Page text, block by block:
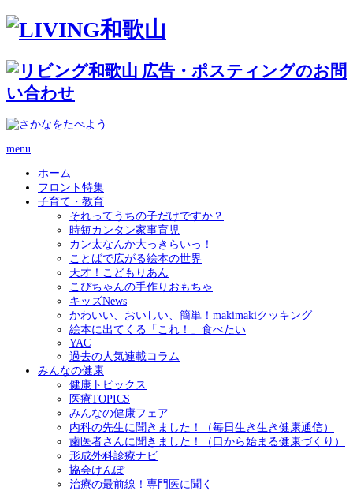
menu
ホーム
フロント特集
子育て・教育
それってうちの子だけですか？
時短カンタン家事育児
カン太なんか大っきらいっ！
ことばで広がる絵本の世界
天才！こどもりあん
こぴちゃんの手作りおもちゃ
キッズNews
かわいい、おいしい、簡単！makimakiクッキング
絵本に出てくる「これ！」食べたい
YAC
過去の人気連載コラム
みんなの健康
健康トピックス
医療TOPICS
みんなの健康フェア
内科の先生に聞きました！（毎日生き生き健康通信）
歯医者さんに聞きました！（口から始まる健康づくり）
形成外科診療ナビ
協会けんぽ
治療の最前線！専門医に聞く